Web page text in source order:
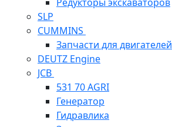
SLP
CUMMINS
Запчасти для двигателей
DEUTZ Engine
JCB
531 70 AGRI
Генератор
Гидравлика